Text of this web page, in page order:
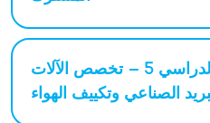
السنة 3، الفصل الدراسي 5 – تخصص الآلات
الصناعي وتكييف الهواء